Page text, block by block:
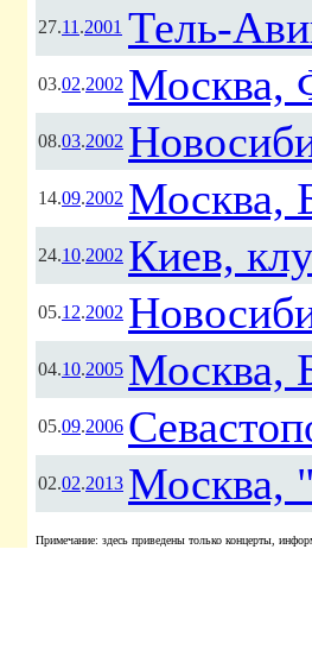
27.11.2001 Тель-
03.02.2002 Москва,
08.03.2002
14.09.2002 Москва,
24.10.2002 Киев,
05.12.2002
04.10.2005 Москва,
05.09.2006
02.02.2013 Москва,
Примечание: здесь приведены только концерты,